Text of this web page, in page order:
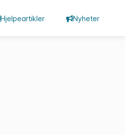
Hjelpeartikler Nyheter